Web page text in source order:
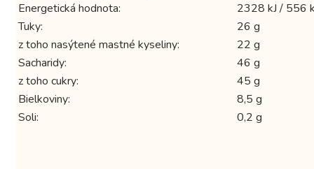
Energetická hodnota:
2328 kJ / 556
Tuky:
26 g
z toho nasýtené mastné kyseliny:
22 g
Sacharidy:
46 g
z toho cukry:
45 g
Bielkoviny:
8,5 g
Soli:
0,2 g